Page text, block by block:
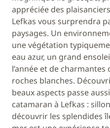
appréciée des
Lefkas vous surprendra
paysages. Un
une végétation
eau azur, un grand
l’année et de
roches blanches.
beaux aspects passe
catamaran à Lefkas :
découvrir les splendides